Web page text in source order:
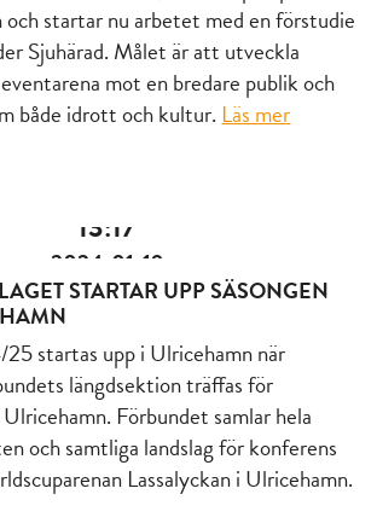
och startar nu arbetet med en förstudie
Sjuhärad. Målet är att utveckla
mot en bredare publik och
både idrott och kultur. Läs mer
13:17
2024-01-19
STARTAR UPP SÄSONGEN
25 startas upp i Ulricehamn när
längdsektion träffas för
Förbundet samlar hela
och samtliga landslag för konferens
Lassalyckan i Ulricehamn.